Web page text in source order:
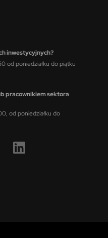
inwestycyjnych?
od poniedziałku do piątku
pracownikiem sektora
od poniedziałku do